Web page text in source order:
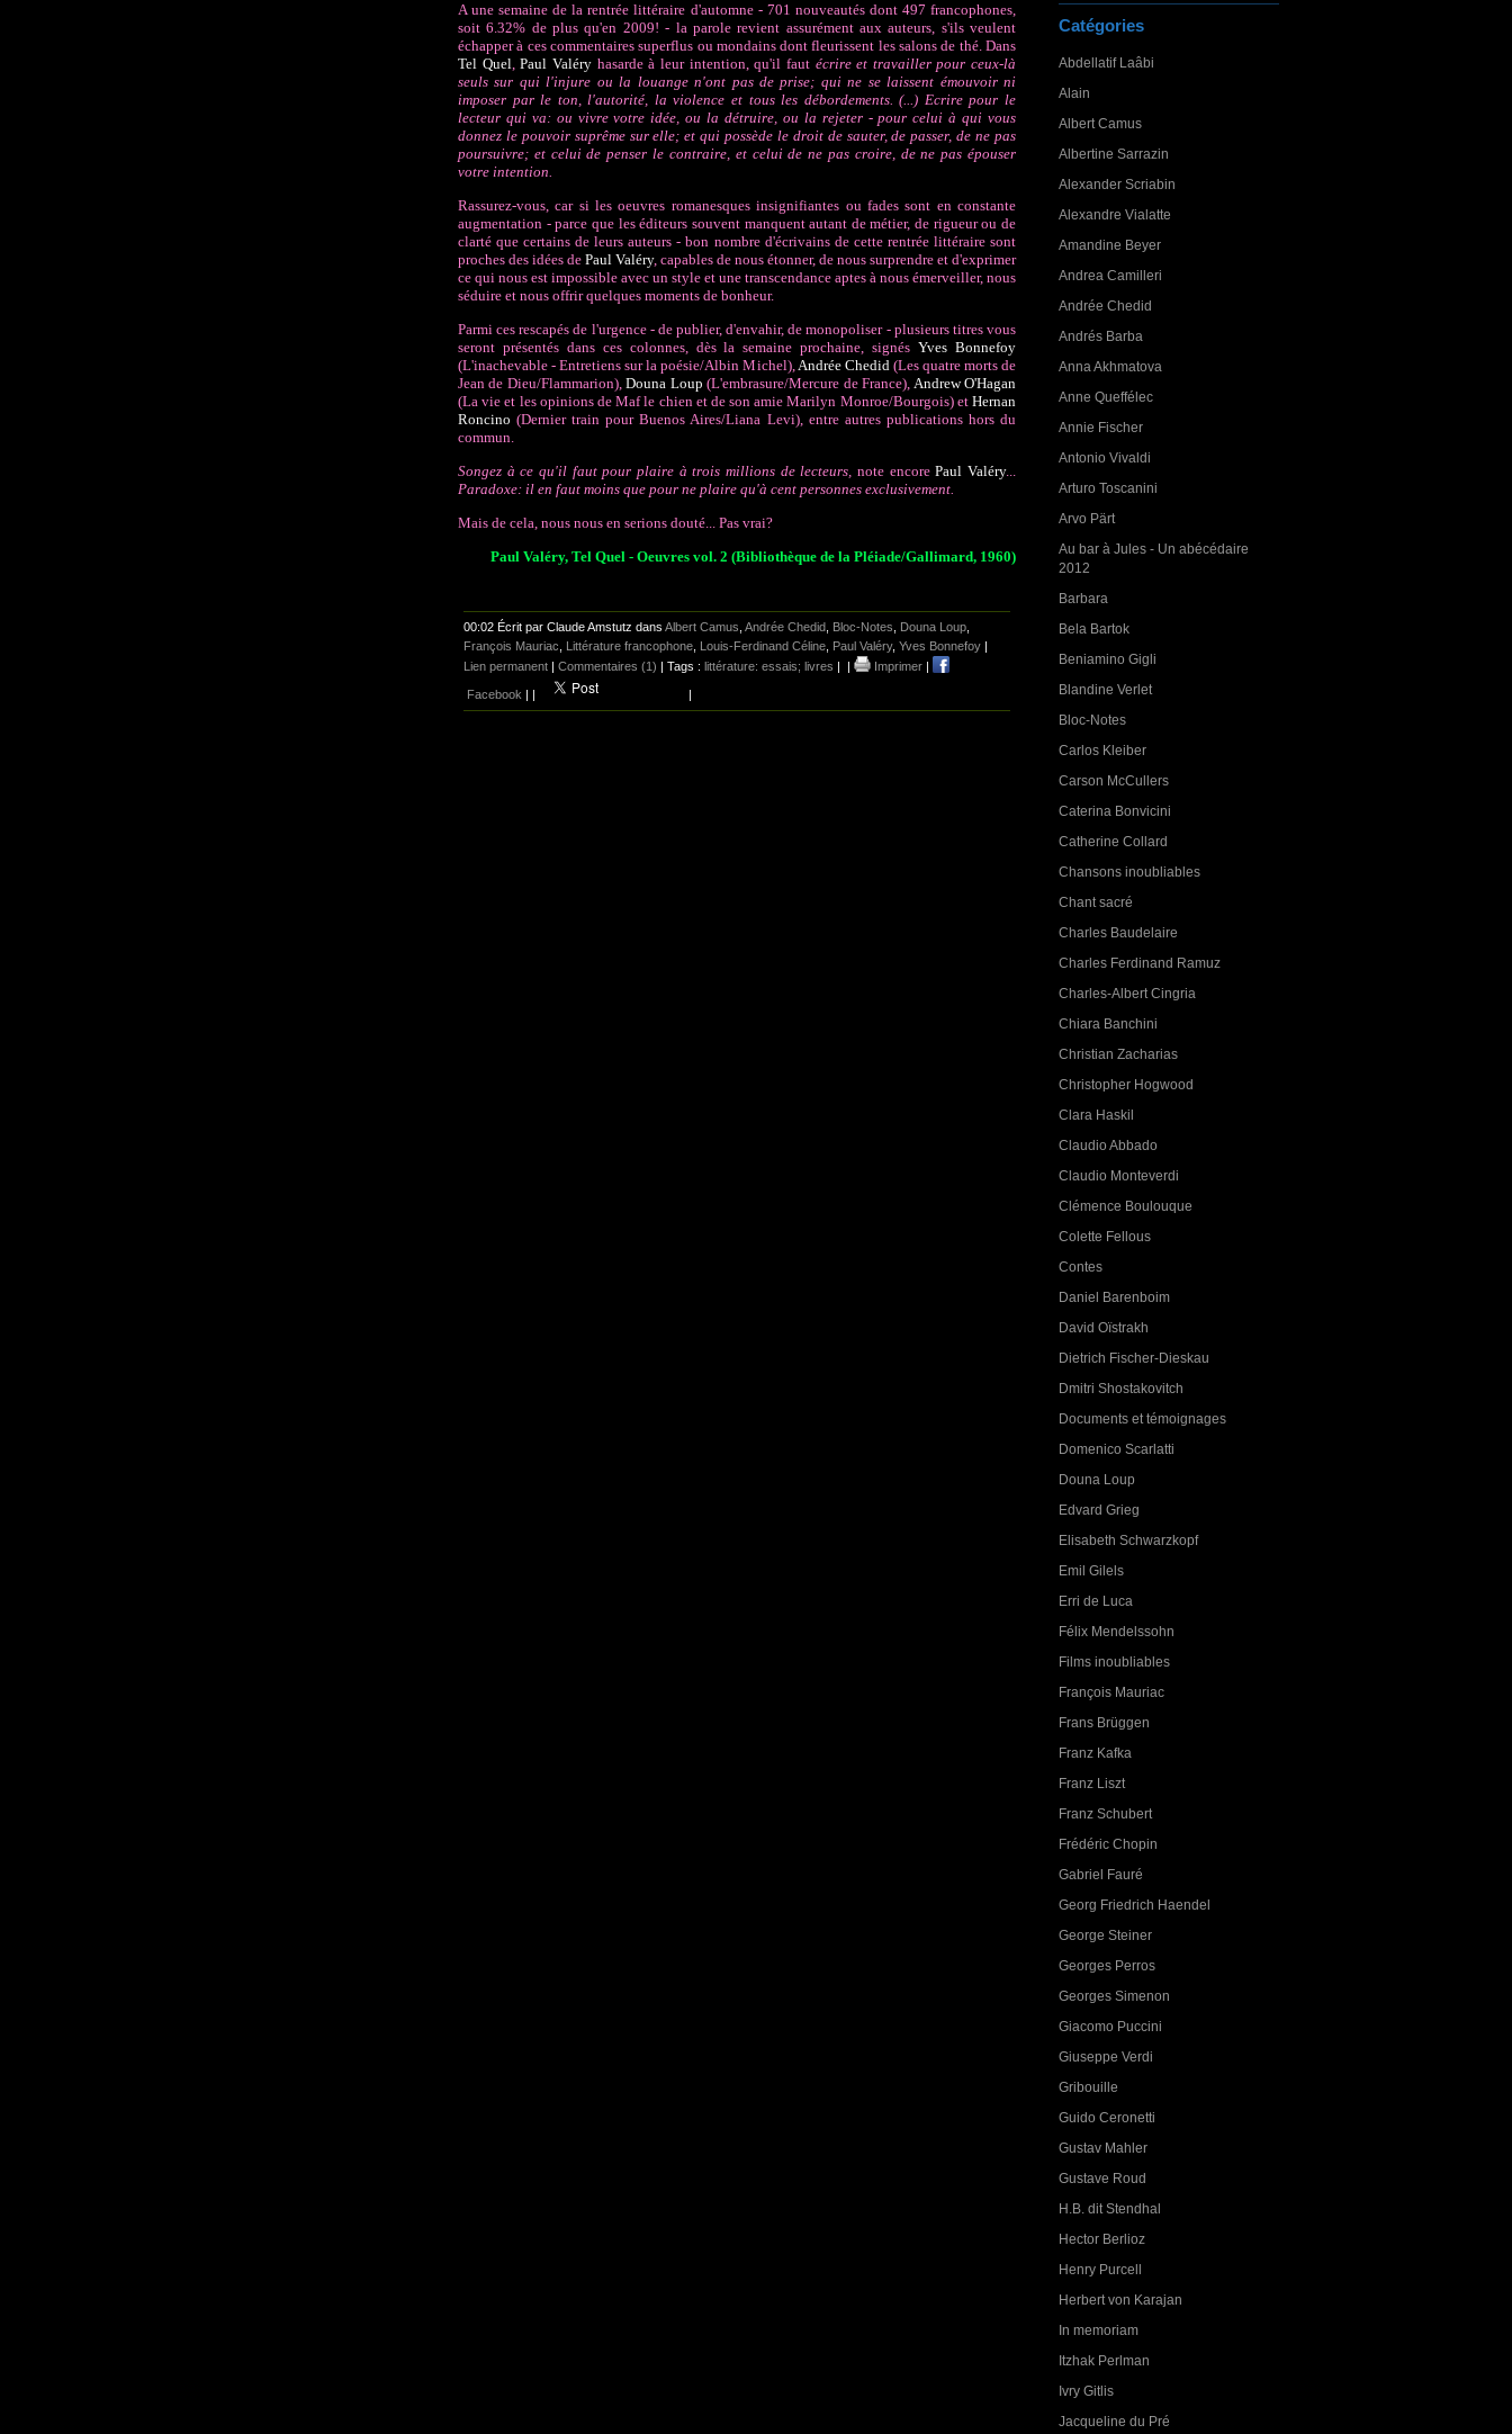
Catégories
Abdellatif Laâbi
Alain
Albert Camus
Albertine Sarrazin
Alexander Scriabin
Alexandre Vialatte
Amandine Beyer
Andrea Camilleri
Andrée Chedid
Andrés Barba
Anna Akhmatova
Anne Queffélec
Annie Fischer
Antonio Vivaldi
Arturo Toscanini
Arvo Pärt
Au bar à Jules - Un abécédaire
2012
Barbara
Bela Bartok
Beniamino Gigli
Blandine Verlet
Bloc-Notes
Carlos Kleiber
Carson McCullers
Caterina Bonvicini
Catherine Collard
Chansons inoubliables
Chant sacré
Charles Baudelaire
Charles Ferdinand Ramuz
Charles-Albert Cingria
Chiara Banchini
Christian Zacharias
Christopher Hogwood
Clara Haskil
Claudio Abbado
Claudio Monteverdi
Clémence Boulouque
Colette Fellous
Contes
Daniel Barenboim
David Oïstrakh
Dietrich Fischer-Dieskau
Dmitri Shostakovitch
Documents et témoignages
Domenico Scarlatti
Douna Loup
Edvard Grieg
Elisabeth Schwarzkopf
Emil Gilels
Erri de Luca
Félix Mendelssohn
Films inoubliables
François Mauriac
Frans Brüggen
Franz Kafka
Franz Liszt
Franz Schubert
Frédéric Chopin
Gabriel Fauré
Georg Friedrich Haendel
George Steiner
Georges Perros
Georges Simenon
Giacomo Puccini
Giuseppe Verdi
Gribouille
Guido Ceronetti
Gustav Mahler
Gustave Roud
H.B. dit Stendhal
Hector Berlioz
Henry Purcell
Herbert von Karajan
In memoriam
Itzhak Perlman
Ivry Gitlis
Jacqueline du Pré
A une semaine de la rentrée littéraire d'automne - 701 nouveautés dont 497 francophones,
soit 6.32% de plus qu'en 2009! - la parole revient assurément aux auteurs, s'ils veulent
échapper à ces commentaires superflus ou mondains dont fleurissent les salons de thé. Dans
Tel Quel, Paul Valéry hasarde à leur intention, qu'il faut écrire et travailler pour ceux-là
seuls sur qui l'injure ou la louange n'ont pas de prise; qui ne se laissent émouvoir ni
imposer par le ton, l'autorité, la violence et tous les débordements. (...) Ecrire pour le
lecteur qui va: ou vivre votre idée, ou la détruire, ou la rejeter - pour celui à qui vous
donnez le pouvoir suprême sur elle; et qui possède le droit de sauter, de passer, de ne pas
poursuivre; et celui de penser le contraire, et celui de ne pas croire, de ne pas épouser
votre intention.
Rassurez-vous, car si les oeuvres romanesques insignifiantes ou fades sont en constante
augmentation - parce que les éditeurs souvent manquent autant de métier, de rigueur ou de
clarté que certains de leurs auteurs - bon nombre d'écrivains de cette rentrée littéraire sont
proches des idées de Paul Valéry, capables de nous étonner, de nous surprendre et d'exprimer
ce qui nous est impossible avec un style et une transcendance aptes à nous émerveiller, nous
séduire et nous offrir quelques moments de bonheur.
Parmi ces rescapés de l'urgence - de publier, d'envahir, de monopoliser - plusieurs titres vous
seront présentés dans ces colonnes, dès la semaine prochaine, signés Yves Bonnefoy
(L'inachevable - Entretiens sur la poésie/Albin Michel),Andrée Chedid (Les quatre morts de
Jean de Dieu/Flammarion), Douna Loup (L'embrasure/Mercure de France), Andrew O'Hagan
(La vie et les opinions de Maf le chien et de son amie Marilyn Monroe/Bourgois) et Hernan
Roncino (Dernier train pour Buenos Aires/Liana Levi), entre autres publications hors du
commun.
Songez à ce qu'il faut pour plaire à trois millions de lecteurs, note encore Paul Valéry...
Paradoxe: il en faut moins que pour ne plaire qu'à cent personnes exclusivement.
Mais de cela, nous nous en serions douté... Pas vrai?
Paul Valéry, Tel Quel - Oeuvres vol. 2 (Bibliothèque de la Pléiade/Gallimard, 1960)
00:02 Écrit par Claude Amstutz dans Albert Camus, Andrée Chedid, Bloc-Notes, Douna Loup,
François Mauriac, Littérature francophone, Louis-Ferdinand Céline, Paul Valéry, Yves Bonnefoy
Lien permanent
Commentaires (1) | Tags : littérature: essais; livres Imprimer
Facebook